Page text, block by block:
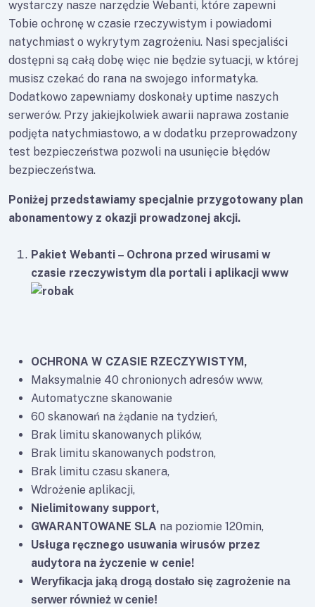
wystarczy nasze narzędzie Webanti, które zapewni
Tobie ochronę w czasie rzeczywistym i powiadomi
natychmiast o wykrytym zagrożeniu. Nasi specjaliści
dostępni są całą dobę więc nie będzie sytuacji, w której
musisz czekać do rana na swojego informatyka.
Dodatkowo zapewniamy doskonały uptime naszych
serwerów. Przy jakiejkolwiek awarii naprawa zostanie
podjęta natychmiastowo, a w dodatku przeprowadzony
test bezpieczeństwa pozwoli na usunięcie błędów
bezpieczeństwa.
Poniżej przedstawiamy specjalnie przygotowany plan
abonamentowy z okazji prowadzonej akcji.
Pakiet Webanti – Ochrona przed wirusami w
czasie rzeczywistym dla portali i aplikacji www
OCHRONA W CZASIE RZECZYWISTYM,
Maksymalnie 40 chronionych adresów www,
Automatyczne skanowanie
60 skanowań na żądanie na tydzień,
Brak limitu skanowanych plików,
Brak limitu skanowanych podstron,
Brak limitu czasu skanera,
Wdrożenie aplikacji,
Nielimitowany support,
GWARANTOWANE SLA na poziomie 120min,
Usługa ręcznego usuwania wirusów przez
audytora na życzenie w cenie!
Weryfikacja jaką drogą dostało się zagrożenie na
serwer również w cenie!